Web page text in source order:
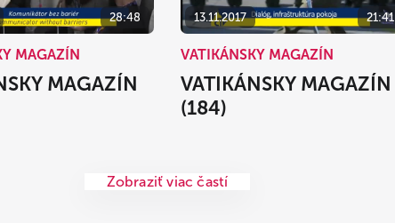
28:48
MAGAZÍN
MAGAZÍN
13.11.2017 21:41
VATIKÁNSKY MAGAZÍN
VATIKÁNSKY MAGAZÍN
(184)
Zobraziť viac častí